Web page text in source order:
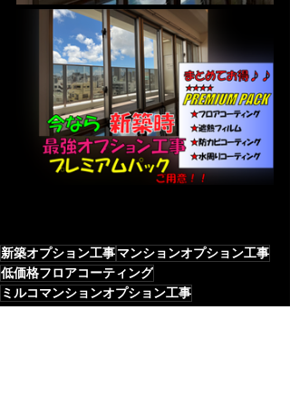
新築オプション工事マンションオプション工事
低価格フロアコーティング
ミルコマンションオプション工事